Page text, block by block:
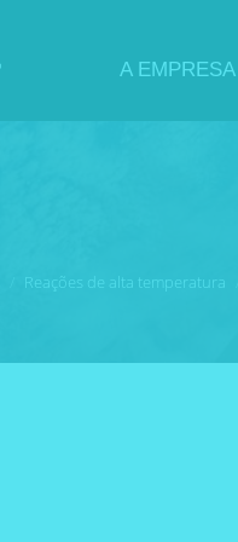
A EMPRESA
Reações de alta temperatura